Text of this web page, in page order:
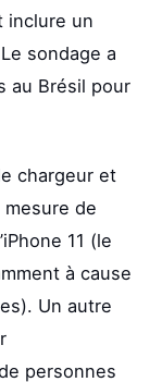
inclure un
sondage a
au Brésil pour
chargeur et
de
11 (le
à cause
Un autre
personnes